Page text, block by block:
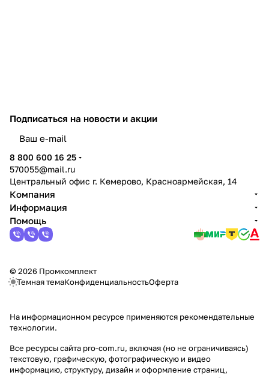
Подписаться на новости и акции
8 800 600 16 25
570055@mail.ru
Центральный офис г. Кемерово, Красноармейская, 14
Компания
Информация
Помощь
© 2026 Промкомплект
Темная темаКонфиденциальностьОферта
На информационном ресурсе применяются рекомендательные
технологии.
Все ресурсы сайта pro-com.ru, включая (но не ограничиваясь)
текстовую, графическую, фотографическую и видео
информацию, структуру, дизайн и оформление страниц,